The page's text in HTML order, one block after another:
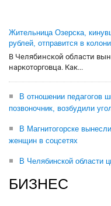
Жительница Озерска,
рублей, отправится в
В Челябинской области
наркоторговца. Как...
В отношении педагогов
позвоночник, возбудили
В Магнитогорске
женщин в соцсетях
В Челябинской области
БИЗНЕС